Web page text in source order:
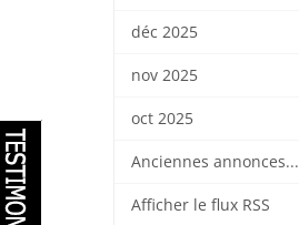
déc 2025
nov 2025
oct 2025
Anciennes annonces...
Afficher le flux RSS